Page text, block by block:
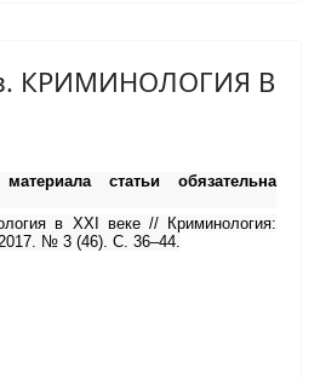
КРИМИНОЛОГИЯ В
статьи обязательна
в XXI веке // Криминология:
№ 3 (46). С. 36–44.